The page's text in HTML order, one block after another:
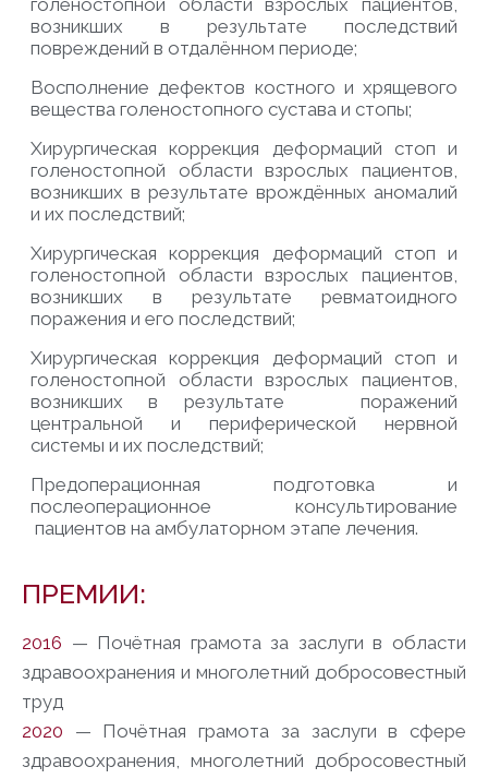
голеностопной области взрослых пациентов,
возникших в результате последствий
повреждений в отдалённом периоде;
Восполнение дефектов костного и хрящевого
вещества голеностопного сустава и стопы;
Хирургическая коррекция деформаций стоп и
голеностопной области взрослых пациентов,
возникших в результате врождённых аномалий
и их последствий;
Хирургическая коррекция деформаций стоп и
голеностопной области взрослых пациентов,
возникших в результате ревматоидного
поражения и его последствий;
Хирургическая коррекция деформаций стоп и
голеностопной области взрослых пациентов,
возникших в результате поражений
центральной и периферической нервной
системы и их последствий;
Предоперационная подготовка и
послеоперационное консультирование
пациентов на амбулаторном этапе лечения.
ПРЕМИИ:
2016 — Почётная грамота за заслуги в области
здравоохранения и многолетний добросовестный
труд
2020 — Почётная грамота за заслуги в сфере
здравоохранения, многолетний добросовестный